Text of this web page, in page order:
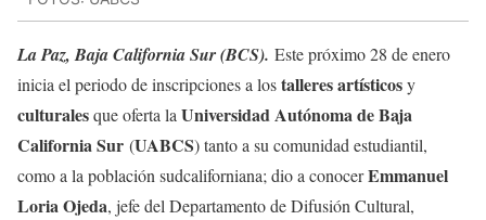
La Paz, Baja California Sur (BCS). Este próximo 28 de enero
inicia el periodo de inscripciones a lostalleres artísticosy
culturalesque oferta la Universidad Autónoma de Baja
California Sur (UABCS) tanto a su comunidad estudiantil,
como a la población sudcaliforniana; dio a conocerEmmanuel
Loria Ojeda, jefe del Departamento de Difusión Cultural,